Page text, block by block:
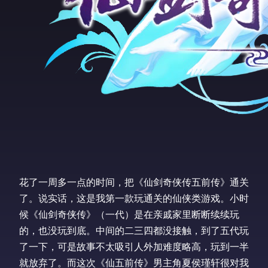
花了一周多一点的时间，把《仙剑奇侠传五前传》通关
了。说实话，这是我第一款玩通关的仙侠类游戏。小时
候《仙剑奇侠传》（一代）是在亲戚家里断断续续玩
的，也没玩到底。中间的二三四都没接触，到了五代玩
了一下，可是故事不太吸引人外加难度略高，玩到一半
就放弃了。而这次《仙五前传》男主角夏侯瑾轩很对我